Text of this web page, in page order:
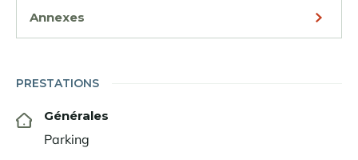
Annexes
PRESTATIONS
Générales
Parking